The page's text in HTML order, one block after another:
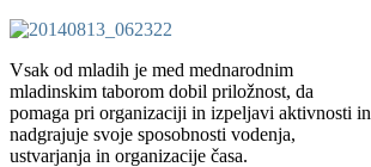
Vsak od mladih je med mednarodnim
mladinskim taborom dobil priložnost, da
pomaga pri organizaciji in izpeljavi aktivnosti in
nadgrajuje svoje sposobnosti vodenja,
ustvarjanja in organizacije časa.